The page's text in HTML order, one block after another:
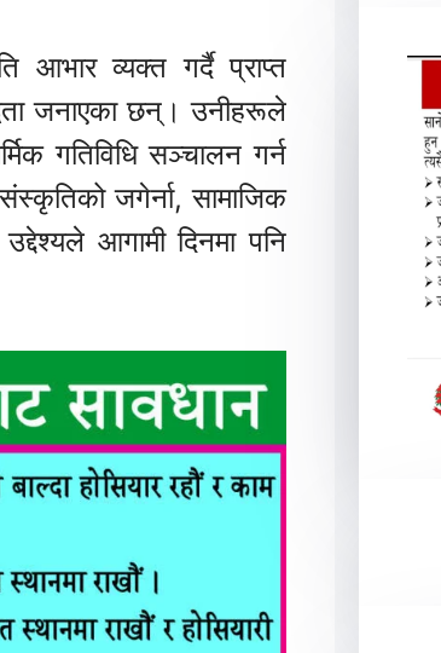
आभार व्यक्त गर्दै प्राप्त
जनाएका छन्। उनीहरूले
गतिविधि सञ्चालन गर्न
जगेर्ना, सामाजिक
आगामी दिनमा पनि